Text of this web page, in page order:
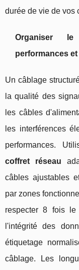
durée de vie de vos
Organiser
performances
Un câblage
la qualité des
les câbles
les interférences
performances.
coffret réseau
câbles ajustables
par zones
respecter 8 fois le
l'intégrité des
étiquetage
câblage. Les